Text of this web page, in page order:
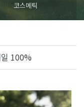
코스메틱
100%